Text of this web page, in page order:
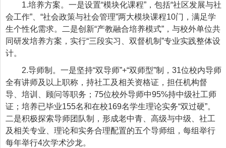
1.培养方案。一是设置“模块化课程”，包括“社区发展与社
会工作”、“社会政策与社会管理”两大模块课程10门，满足学
生个性化需求。二是创新“产教融合培养模式”，与校外单位共
同研发培养方案，实行“三段实习、双督机制”专业实践整体设
计。
2.导师制。一是坚持“双导师”+“双师型”制，31位校内导师
全有讲师及以上职称，持社工及相关资格证，担任机构督
导、培训、顾问等职务；75位校外导师中95%持中级社工师
证；培养已毕业155名和在校169名学生理论实务“双过硬”。
二是积极探索导师团队制，形成老中青、高级与中级、社工
及相关专业、理论和实务合理配置的五个导师组，每组举行
每年举行4次学术沙龙。